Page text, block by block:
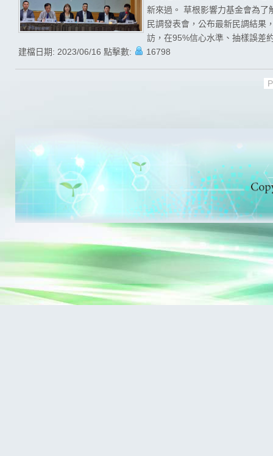
新來過。 草根影響力基金會為了
民調發表會，公布最新民調結果
訪，在95%信心水準、抽樣誤差
建檔日期: 2023/06/16 點擊數: 16798